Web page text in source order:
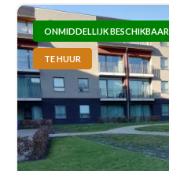
ONMIDDELLIJK BESCHIKBAAR
TE HUUR